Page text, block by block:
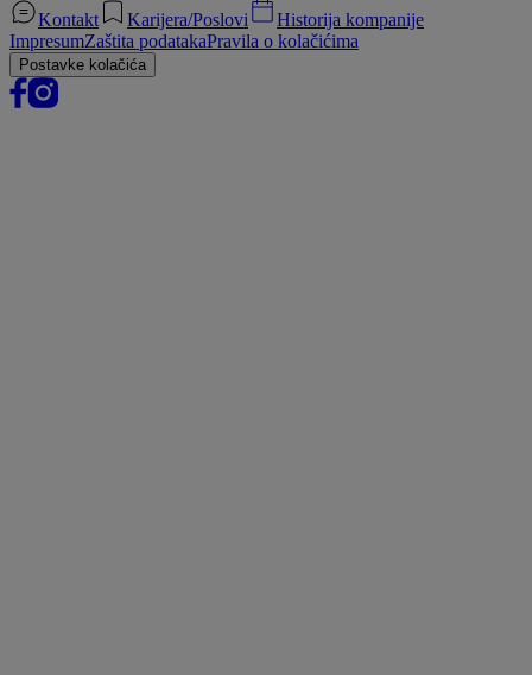
Kontakt Karijera/Poslovi
Historija kompanije
ImpresumZaštita podatakaPravila o kolačićima
Postavke kolačića